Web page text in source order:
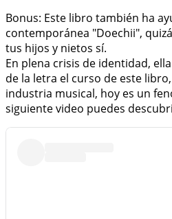
Bonus: Este libro también ha
contemporánea "Doechii",
tus hijos y nietos sí.
En plena crisis de identidad,
de la letra el curso de este
industria musical, hoy es un
siguiente video puedes